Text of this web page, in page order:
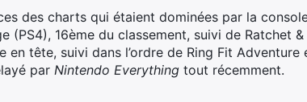
des charts qui étaient dominées par la
(PS4), 16ème du classement, suivi de Ratchet
tête, suivi dans l’ordre de Ring Fit Adventure
par Nintendo Everything tout récemment.